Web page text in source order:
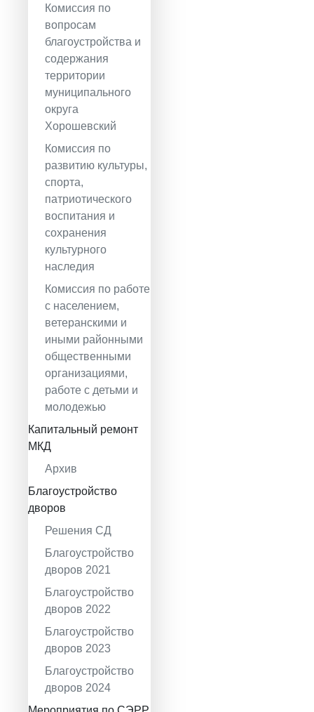
Комиссия по
вопросам
благоустройства и
содержания
территории
муниципального
округа
Хорошевский
Комиссия по
развитию культуры,
спорта,
патриотического
воспитания и
сохранения
культурного
наследия
Комиссия по работе
с населением,
ветеранскими и
иными районными
общественными
организациями,
работе с детьми и
молодежью
Капитальный ремонт
МКД
Архив
Благоустройство
дворов
Решения СД
Благоустройство
дворов 2021
Благоустройство
дворов 2022
Благоустройство
дворов 2023
Благоустройство
дворов 2024